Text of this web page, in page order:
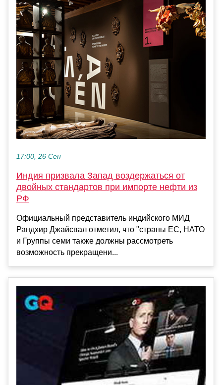
17:00, 26 Сен
Индия призвала Запад воздержаться от
двойных стандартов при импорте нефти из
РФ
Официальный представитель индийского МИД
Рандхир Джайсвал отметил, что "страны ЕС, НАТО
и Группы семи также должны рассмотреть
возможность прекращени...